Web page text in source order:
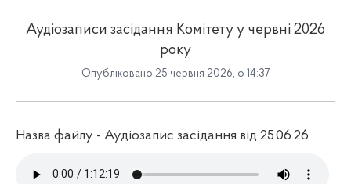
Аудіозаписи засідання Комітету у червні 2026
року
Опубліковано 25 червня 2026, о 14:37
Назва файлу - Аудіозапис засідання від 25.06.26